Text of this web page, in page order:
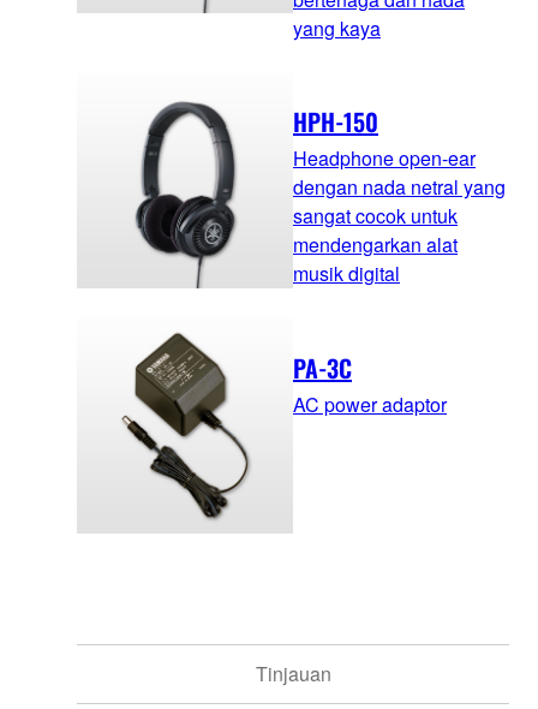
yang kaya
HPH-150
Headphone open-ear
dengan nada netral yang
sangat cocok untuk
mendengarkan alat
musik digital
PA-3C
AC power adaptor
Tinjauan